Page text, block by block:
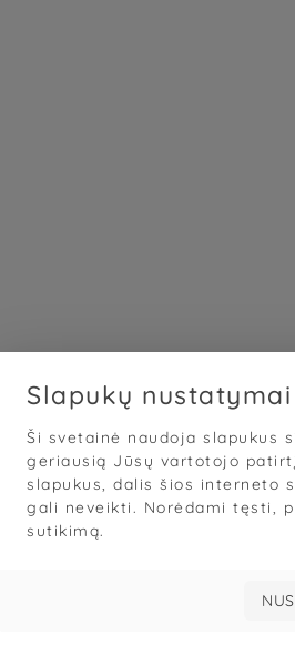
Slapukų nustatymai
Ši svetainė naudoja slapukus
geriausią Jūsų vartotojo
slapukus, dalis šios interneto
gali neveikti. Norėdami tęsti,
sutikimą.